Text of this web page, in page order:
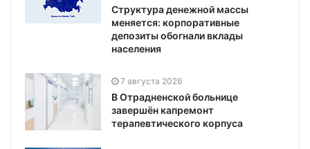
Структура денежной массы
меняется: корпоративные
депозиты обогнали вклады
населения
7 августа 2026
В Отрадненской больнице
завершён капремонт
терапевтического корпуса